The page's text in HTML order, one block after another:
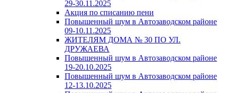
29-30.11.2025
Акция по списанию пени
Повышенный шум в Автозаводском районе
09-10.11.2025
ЖИТЕЛЯМ ДОМА № 30 ПО УЛ.
ДРУЖАЕВА
Повышенный шум в Автозаводском районе
19-20.10.2025
Повышенный шум в Автозаводском районе
12-13.10.2025